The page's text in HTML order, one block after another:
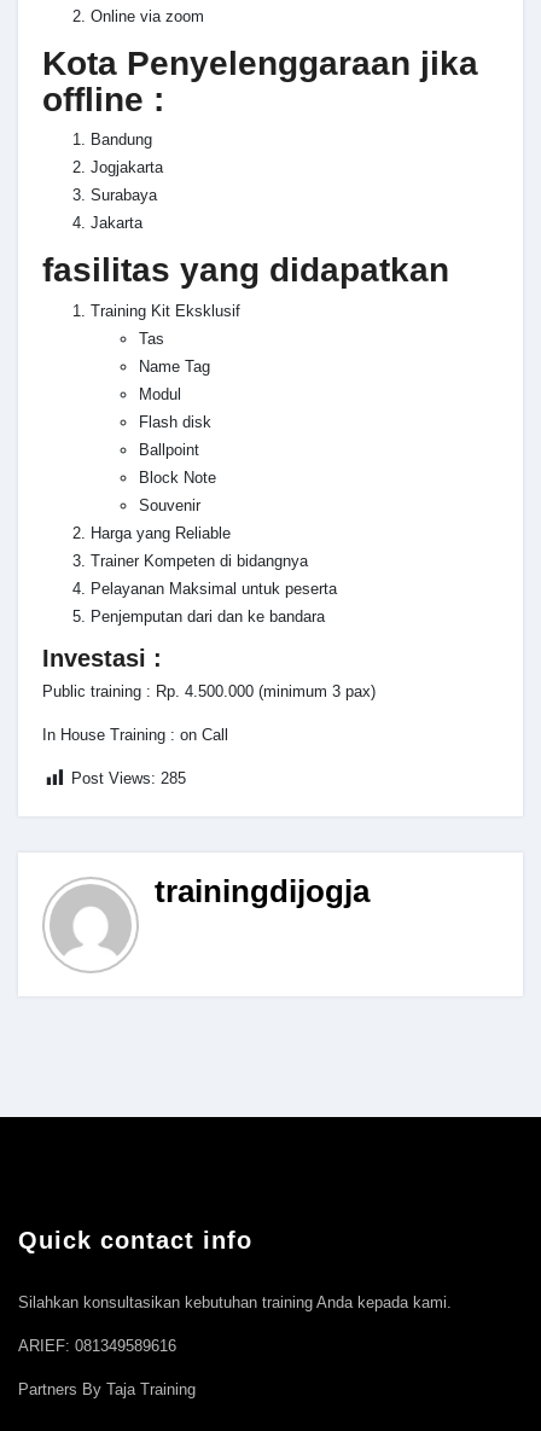
Online via zoom
Kota Penyelenggaraan jika
offline :
Bandung
Jogjakarta
Surabaya
Jakarta
fasilitas yang didapatkan
Training Kit Eksklusif
Tas
Name Tag
Modul
Flash disk
Ballpoint
Block Note
Souvenir
Harga yang Reliable
Trainer Kompeten di bidangnya
Pelayanan Maksimal untuk peserta
Penjemputan dari dan ke bandara
Investasi :
Public training : Rp. 4.500.000 (minimum 3 pax)
In House Training : on Call
Post Views: 285
trainingdijogja
Quick contact info
Silahkan konsultasikan kebutuhan training Anda kepada kami.
ARIEF: 081349589616
Partners By Taja Training